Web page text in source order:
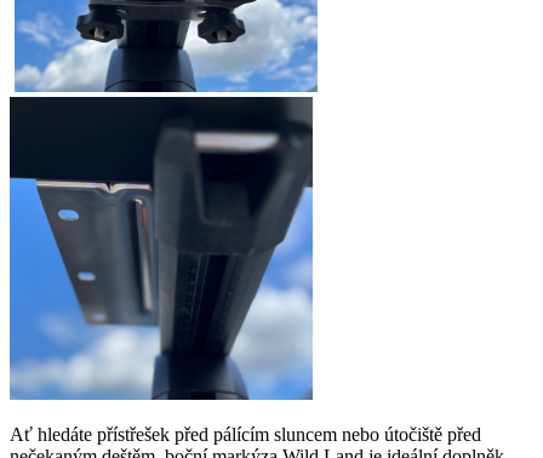
Ať hledáte přístřešek před pálícím sluncem nebo útočiště před